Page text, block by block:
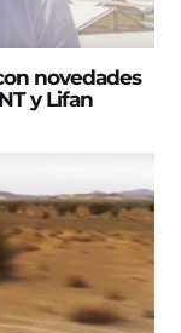
novedades
y Lifan